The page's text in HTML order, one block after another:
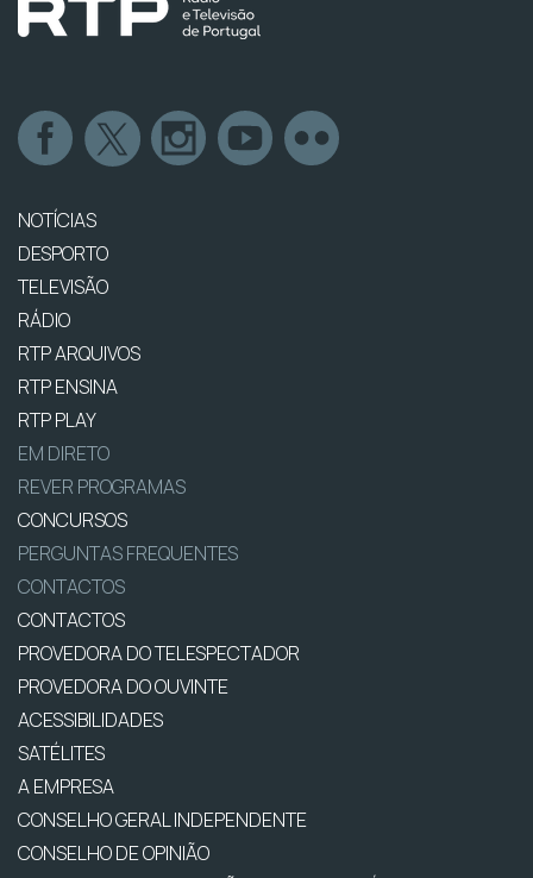
NOTÍCIAS
DESPORTO
TELEVISÃO
RÁDIO
RTP ARQUIVOS
RTP ENSINA
RTP PLAY
EM DIRETO
REVER PROGRAMAS
CONCURSOS
PERGUNTAS FREQUENTES
CONTACTOS
CONTACTOS
PROVEDORA DO TELESPECTADOR
PROVEDORA DO OUVINTE
ACESSIBILIDADES
SATÉLITES
A EMPRESA
CONSELHO GERAL INDEPENDENTE
CONSELHO DE OPINIÃO